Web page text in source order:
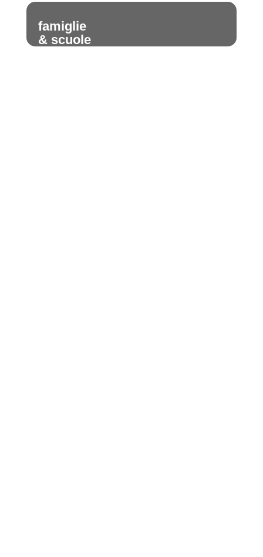
famiglie
& scuole